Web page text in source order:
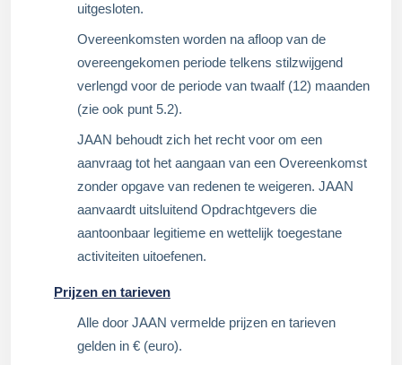
uitgesloten.
Overeenkomsten worden na afloop van de
overeengekomen periode telkens stilzwijgend
verlengd voor de periode van twaalf (12) maanden
(zie ook punt 5.2).
JAAN behoudt zich het recht voor om een
aanvraag tot het aangaan van een Overeenkomst
zonder opgave van redenen te weigeren. JAAN
aanvaardt uitsluitend Opdrachtgevers die
aantoonbaar legitieme en wettelijk toegestane
activiteiten uitoefenen.
Prijzen en tarieven
Alle door JAAN vermelde prijzen en tarieven
gelden in € (euro).